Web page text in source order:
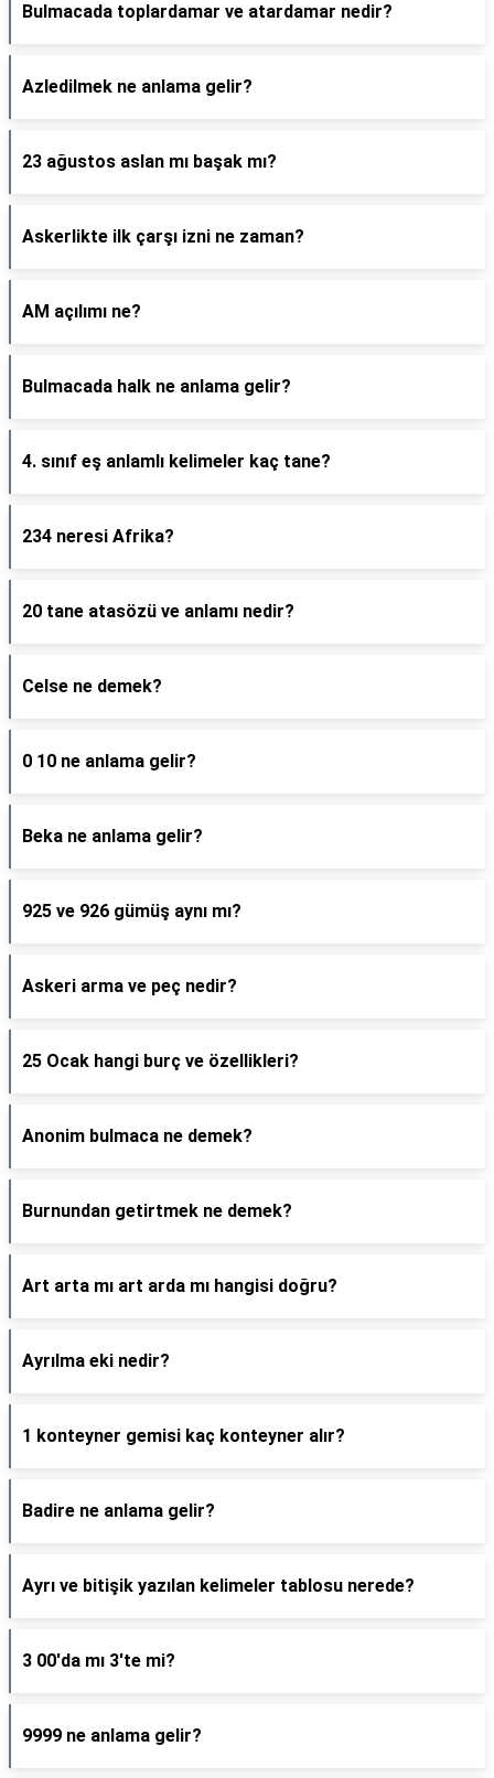
Bulmacada toplardamar ve atardamar nedir?
Azledilmek ne anlama gelir?
23 ağustos aslan mı başak mı?
Askerlikte ilk çarşı izni ne zaman?
AM açılımı ne?
Bulmacada halk ne anlama gelir?
4. sınıf eş anlamlı kelimeler kaç tane?
234 neresi Afrika?
20 tane atasözü ve anlamı nedir?
Celse ne demek?
0 10 ne anlama gelir?
Beka ne anlama gelir?
925 ve 926 gümüş aynı mı?
Askeri arma ve peç nedir?
25 Ocak hangi burç ve özellikleri?
Anonim bulmaca ne demek?
Burnundan getirtmek ne demek?
Art arta mı art arda mı hangisi doğru?
Ayrılma eki nedir?
1 konteyner gemisi kaç konteyner alır?
Badire ne anlama gelir?
Ayrı ve bitişik yazılan kelimeler tablosu nerede?
3 00'da mı 3'te mi?
9999 ne anlama gelir?